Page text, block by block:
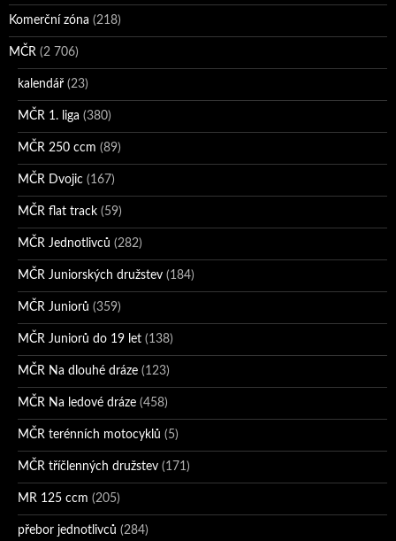
Komerční zóna (218)
MČR (2 706)
kalendář (23)
MČR 1. liga (380)
MČR 250 ccm (89)
MČR Dvojic (167)
MČR flat track (59)
MČR Jednotlivců (282)
MČR Juniorských družstev (184)
MČR Juniorů (359)
MČR Juniorů do 19 let (138)
MČR Na dlouhé dráze (123)
MČR Na ledové dráze (458)
MČR terénních motocyklů (5)
MČR tříčlenných družstev (171)
MR 125 ccm (205)
přebor jednotlivců (284)